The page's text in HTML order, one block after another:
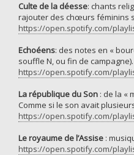
Culte de la déesse: chants
rajouter des chœurs féminins
https://open.spotify.com/
Echoéens: des notes en «
souffle N, ou fin de campagne).
https://open.spotify.com/
La république du Son : de la «
Comme si le son avait
https://open.spotify.com/
Le royaume de l’Assise :
https://open.spotify.com/